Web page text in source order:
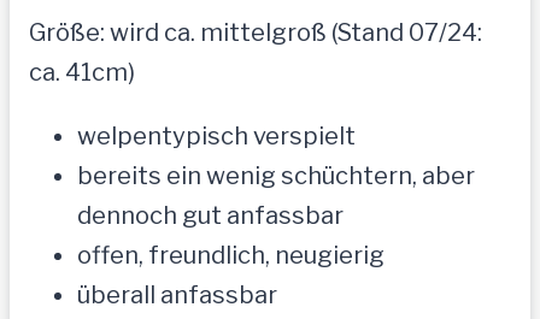
Größe: wird ca. mittelgroß (Stand 07/24:
ca. 41cm)
welpentypisch verspielt
bereits ein wenig schüchtern, aber
dennoch gut anfassbar
offen, freundlich, neugierig
überall anfassbar